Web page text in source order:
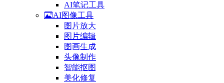
AI笔记工具
AI图像工具
图片放大
图片编辑
图画生成
头像制作
智能抠图
美化修复